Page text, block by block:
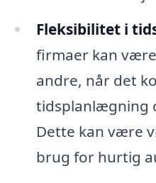
Fleksibilitet i
firmaer kan
andre, når det
tidsplanlægning
Dette kan være
brug for hurtig